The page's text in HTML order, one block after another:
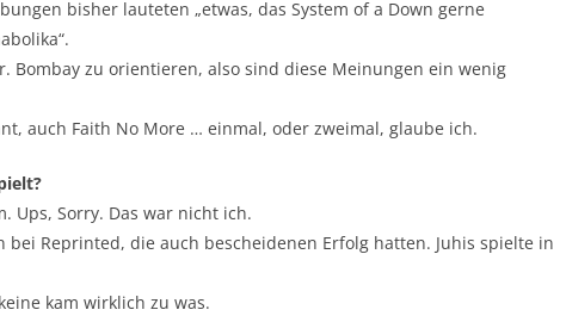
bisher lauteten „etwas, das System of a Down gerne
Bombay zu orientieren, also sind diese Meinungen ein wenig
auch Faith No More … einmal, oder zweimal, glaube ich.
Ups, Sorry. Das war nicht ich.
bei Reprinted, die auch bescheidenen Erfolg hatten. Juhis spielte in
kam wirklich zu was.